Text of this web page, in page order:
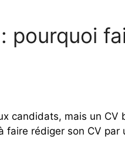
pourquoi
candidats, mais un
faire rédiger son CV